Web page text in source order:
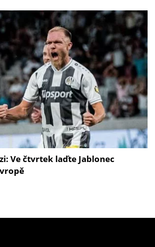
Ve čtvrtek laďte Jablonec